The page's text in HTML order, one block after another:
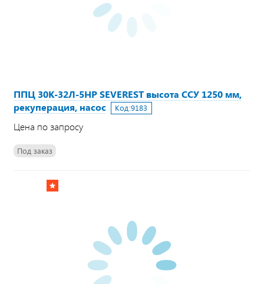
ППЦ 30К-32Л-5НР SEVEREST высота ССУ 1250 мм,
рекуперация, насос
Код:9183
Цена по запросу
Под заказ